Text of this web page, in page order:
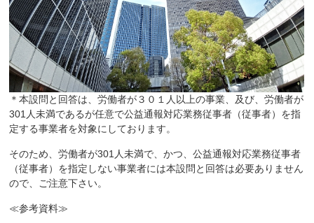
＊本設問と回答は、労働者が３０１人以上の事業、及び、労働者が
301人未満であるが任意で公益通報対応業務従事者（従事者）を指
定する事業者を対象にしております。
そのため、労働者が301人未満で、かつ、公益通報対応業務従事者
（従事者）を指定しない事業者には本設問と回答は必要ありません
ので、ご注意下さい。
≪参考資料≫